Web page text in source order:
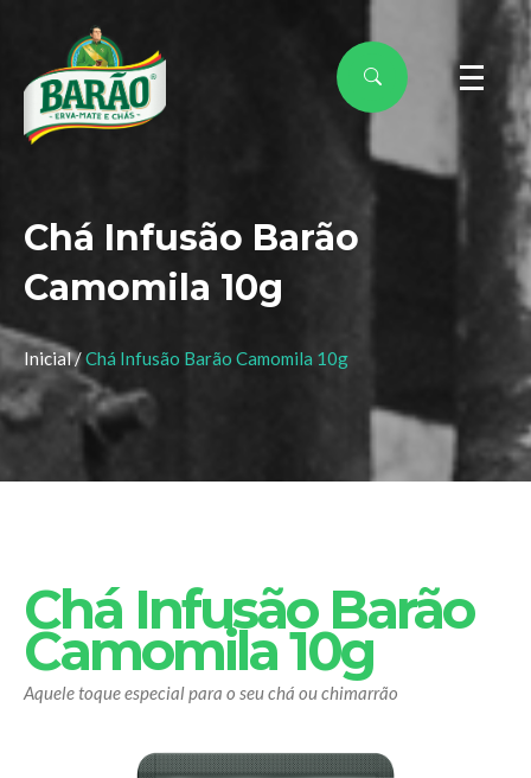
Chá Infusão Barão
Camomila 10g
Inicial /Chá Infusão Barão Camomila 10g
Chá Infusão Barão
Camomila 10g
Aquele toque especial para o seu chá ou chimarrão